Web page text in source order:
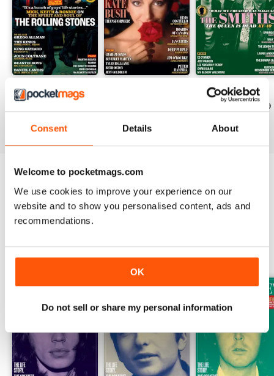
Consent Details About
Welcome to pocketmags.com
We use cookies to improve your experience on our
website and to show you personalised content, ads and
recommendations.
OK
Do not sell or share my personal information
August 2026 June 2026
Acquista per
€6,99
Leggi ora
SPECIAL EDITIONS Visualizza tutti